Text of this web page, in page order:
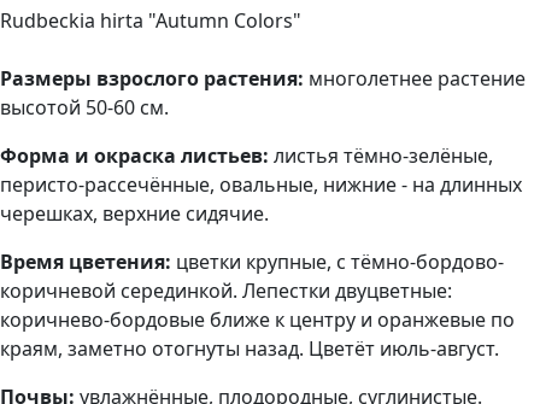
Rudbeckia hirta "Autumn Colors"
Размеры взрослого растения: многолетнее растение
высотой 50-60 см.
Форма и окраска листьев: листья тёмно-зелёные,
перисто-рассечённые, овальные, нижние - на длинных
черешках, верхние сидячие.
Время цветения: цветки крупные, с тёмно-бордово-
коричневой серединкой. Лепестки двуцветные:
коричнево-бордовые ближе к центру и оранжевые по
краям, заметно отогнуты назад. Цветёт июль-август.
Почвы: увлажнённые, плодородные, суглинистые.